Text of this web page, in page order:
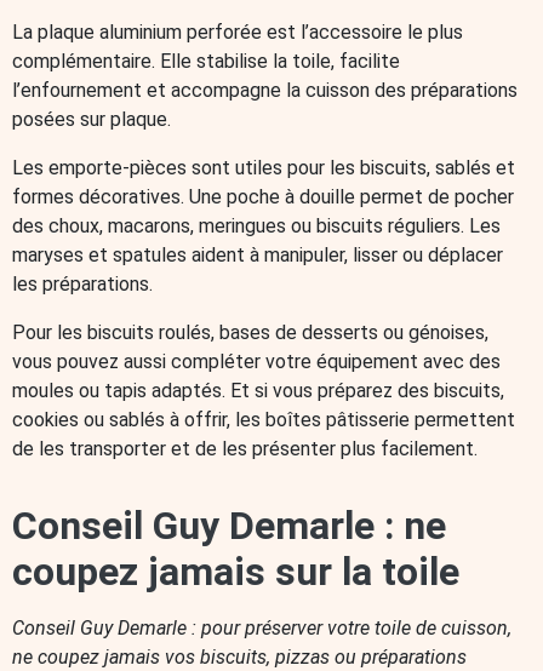
La plaque aluminium perforée est l’accessoire le plus
complémentaire. Elle stabilise la toile, facilite
l’enfournement et accompagne la cuisson des préparations
posées sur plaque.
Les emporte-pièces sont utiles pour les biscuits, sablés et
formes décoratives. Une poche à douille permet de pocher
des choux, macarons, meringues ou biscuits réguliers. Les
maryses et spatules aident à manipuler, lisser ou déplacer
les préparations.
Pour les biscuits roulés, bases de desserts ou génoises,
vous pouvez aussi compléter votre équipement avec des
moules ou tapis adaptés. Et si vous préparez des biscuits,
cookies ou sablés à offrir, les boîtes pâtisserie permettent
de les transporter et de les présenter plus facilement.
Conseil Guy Demarle : ne
coupez jamais sur la toile
Conseil Guy Demarle : pour préserver votre toile de cuisson,
ne coupez jamais vos biscuits, pizzas ou préparations